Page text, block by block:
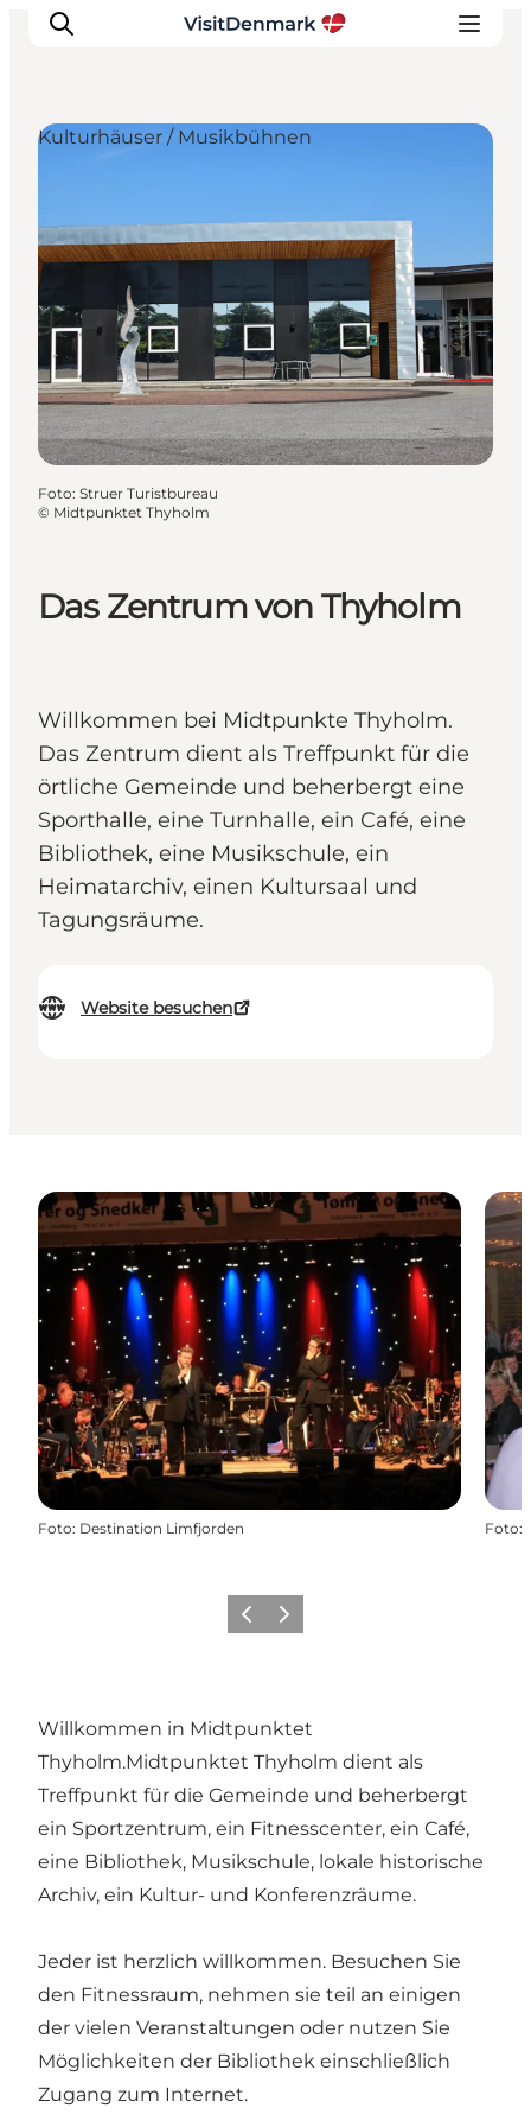
Regionen
Erlebnisse
Unterkünfte
Reiseplanung
Das Zentrum von Thyholm
Willkommen bei Midtpunkte Thyholm.
Das Zentrum dient als Treffpunkt für die
örtliche Gemeinde und beherbergt eine
Sporthalle, eine Turnhalle, ein Café, eine
Bibliothek, eine Musikschule, ein
Heimatarchiv, einen Kultursaal und
Tagungsräume.
Website besuchen
Kulturhäuser / Musikbühnen
Foto: Struer Turistbureau
© Midtpunktet Thyholm
Foto: Destination Limfjorden Foto:
ZurückWeiter
Willkommen in Midtpunktet
Thyholm.Midtpunktet Thyholm dient als
Treffpunkt für die Gemeinde und beherbergt
ein Sportzentrum, ein Fitnesscenter, ein Café,
eine Bibliothek, Musikschule, lokale historische
Archiv, ein Kultur- und Konferenzräume.
Jeder ist herzlich willkommen. Besuchen Sie
den Fitnessraum, nehmen sie teil an einigen
der vielen Veranstaltungen oder nutzen Sie
Möglichkeiten der Bibliothek einschließlich
Zugang zum Internet.